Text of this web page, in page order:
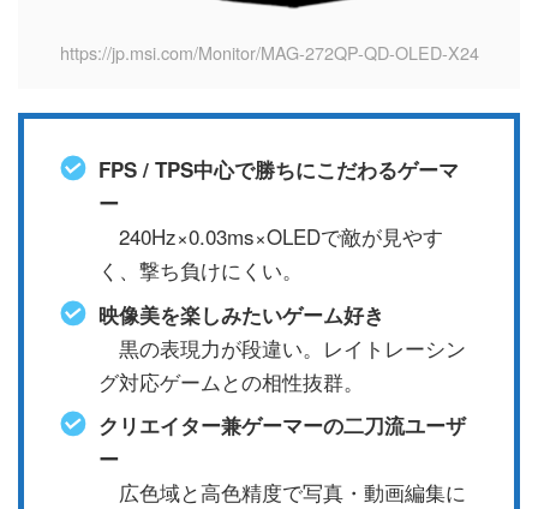
https://jp.msi.com/Monitor/MAG-272QP-QD-OLED-X24
FPS / TPS中心で勝ちにこだわるゲーマ
ー
240Hz×0.03ms×OLEDで敵が見やす
く、撃ち負けにくい。
映像美を楽しみたいゲーム好き
黒の表現力が段違い。レイトレーシン
グ対応ゲームとの相性抜群。
クリエイター兼ゲーマーの二刀流ユーザ
ー
広色域と高色精度で写真・動画編集に